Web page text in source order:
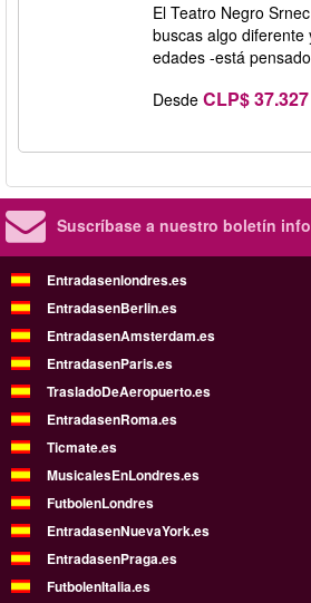
El Teatro Negro
buscas algo
edades -está
Desde CLP$ 37.327
Suscríbase a nuestro boletín
Entradasenlondres.es
EntradasenBerlin.es
EntradasenAmsterdam.es
EntradasenParis.es
TrasladoDeAeropuerto.es
EntradasenRoma.es
Ticmate.es
MusicalesEnLondres.es
FutbolenLondres
EntradasenNuevaYork.es
EntradasenPraga.es
FutbolenItalia.es